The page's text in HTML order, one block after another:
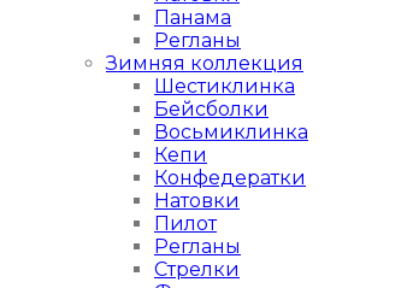
Панама
Регланы
Зимняя коллекция
Шестиклинка
Бейсболки
Восьмиклинка
Кепи
Конфедератки
Натовки
Пилот
Регланы
Стрелки